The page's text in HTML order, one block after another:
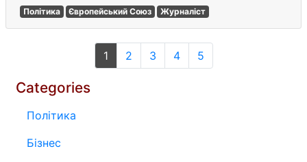
Політика Європейський Союз Журналіст
1 2 3 4 5
Categories
Політика
Бізнес